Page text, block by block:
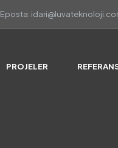
Eposta:
PROJELER